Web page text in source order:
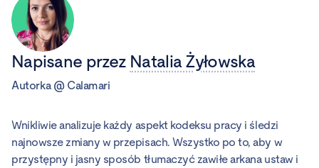
Napisane przez Natalia Żyłowska
Autorka@ Calamari
Wnikliwie analizuje każdy aspekt kodeksu pracy i śledzi
najnowsze zmiany w przepisach. Wszystko po to, aby w
przystępny i jasny sposób tłumaczyć zawiłe arkana ustaw i